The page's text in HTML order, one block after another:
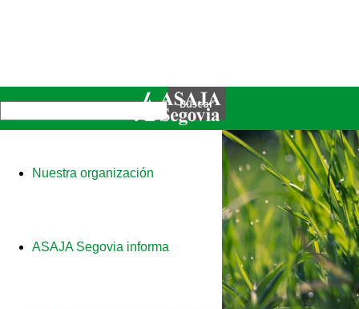
Nuestra organización
ASAJA Segovia informa